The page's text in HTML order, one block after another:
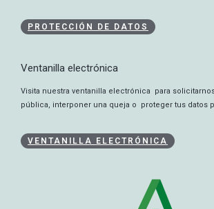
PROTECCIÓN DE DATOS
Ventanilla electrónica
Visita nuestra ventanilla electrónica para
pública, interponer una queja o proteger tus datos
VENTANILLA ELECTRÓNICA